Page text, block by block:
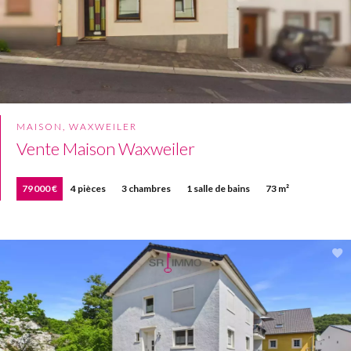
MAISON, WAXWEILER
Vente Maison Waxweiler
79 000 € 4 pièces 3 chambres 1 salle de bains 73 m²